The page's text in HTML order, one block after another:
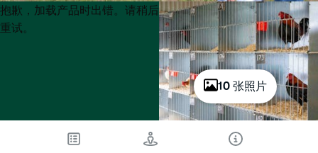
10 张照片
Product
List
Product
List
抱歉，加载产品时出错。请稍后
重试。